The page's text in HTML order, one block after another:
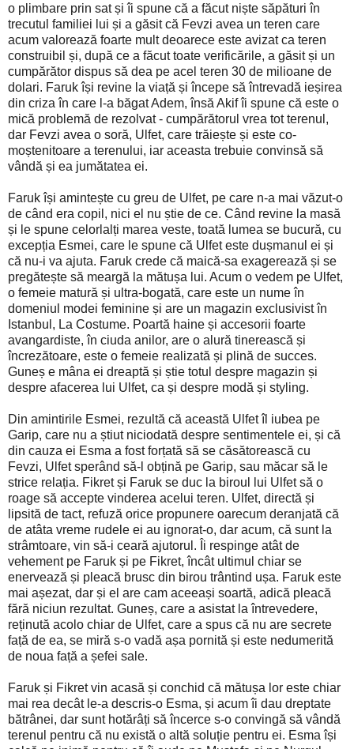
o plimbare prin sat și îi spune că a făcut niște săpături în
trecutul familiei lui și a găsit că Fevzi avea un teren care
acum valorează foarte mult deoarece este avizat ca teren
construibil și, după ce a făcut toate verificările, a găsit și un
cumpărător dispus să dea pe acel teren 30 de milioane de
dolari. Faruk își revine la viață și începe să întrevadă ieșirea
din criza în care l-a băgat Adem, însă Akif îi spune că este o
mică problemă de rezolvat - cumpărătorul vrea tot terenul,
dar Fevzi avea o soră, Ulfet, care trăiește și este co-
moștenitoare a terenului, iar aceasta trebuie convinsă să
vândă și ea jumătatea ei.
Faruk își amintește cu greu de Ulfet, pe care n-a mai văzut-o
de când era copil, nici el nu știe de ce. Când revine la masă
și le spune celorlalți marea veste, toată lumea se bucură, cu
excepția Esmei, care le spune că Ulfet este dușmanul ei și
că nu-i va ajuta. Faruk crede că maică-sa exagerează și se
pregătește să meargă la mătușa lui. Acum o vedem pe Ulfet,
o femeie matură și ultra-bogată, care este un nume în
domeniul modei feminine și are un magazin exclusivist în
Istanbul, La Costume. Poartă haine și accesorii foarte
avangardiste, în ciuda anilor, are o alură tinerească și
încrezătoare, este o femeie realizată și plină de succes.
Guneș e mâna ei dreaptă și știe totul despre magazin și
despre afacerea lui Ulfet, ca și despre modă și styling.
Din amintirile Esmei, rezultă că această Ulfet îl iubea pe
Garip, care nu a știut niciodată despre sentimentele ei, și că
din cauza ei Esma a fost forțată să se căsătorească cu
Fevzi, Ulfet sperând să-l obțină pe Garip, sau măcar să le
strice relația. Fikret și Faruk se duc la biroul lui Ulfet să o
roage să accepte vinderea acelui teren. Ulfet, directă și
lipsită de tact, refuză orice propunere oarecum deranjată că
de atâta vreme rudele ei au ignorat-o, dar acum, că sunt la
strâmtoare, vin să-i ceară ajutorul. Îi respinge atât de
vehement pe Faruk și pe Fikret, încât ultimul chiar se
enervează și pleacă brusc din birou trântind ușa. Faruk este
mai așezat, dar și el are cam aceeași soartă, adică pleacă
fără niciun rezultat. Guneș, care a asistat la întrevedere,
reținută acolo chiar de Ulfet, care a spus că nu are secrete
față de ea, se miră s-o vadă așa pornită și este nedumerită
de noua față a șefei sale.
Faruk și Fikret vin acasă și conchid că mătușa lor este chiar
mai rea decât le-a descris-o Esma, și acum îi dau dreptate
bătrânei, dar sunt hotărâți să încerce s-o convingă să vândă
terenul pentru că nu există o altă soluție pentru ei. Esma își